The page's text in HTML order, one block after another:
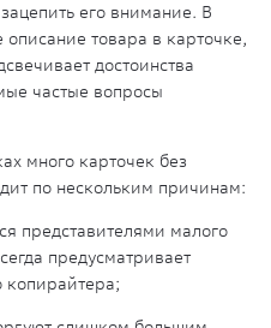
его внимание. В
товара в карточке,
достоинства
частые вопросы
много карточек без
по нескольким причинам:
представителями малого
предусматривает
копирайтера;